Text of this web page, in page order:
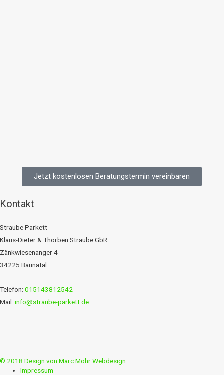
Jetzt kostenlosen Beratungstermin vereinbaren
Kontakt
Straube Parkett
Klaus-Dieter & Thorben Straube GbR
Zänkwiesenanger 4
34225 Baunatal
Telefon: 015143812542
Mail: info@straube-parkett.de
© 2018 Design von Marc Mohr Webdesign
Impressum